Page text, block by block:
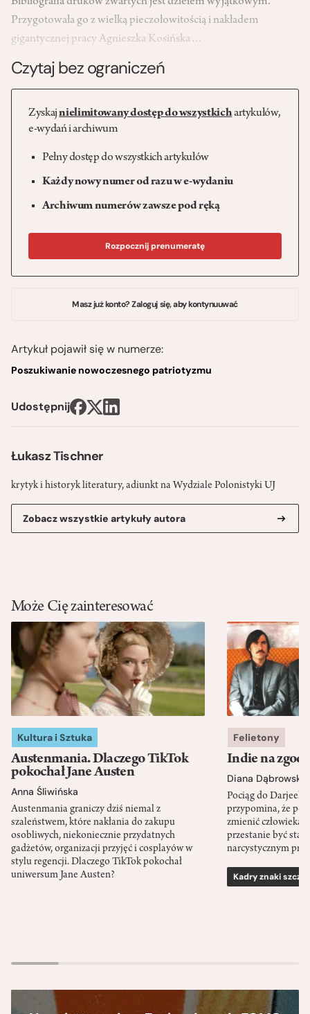
Łukasz Tischner
krytyk i historyk literatury, adiunkt na Wydziale Polonistyki UJ
Zobacz wszystkie artykuły autora
Przygotowała go z wielką pieczołowitością i nakładem
gigantycznej pracy Agnieszka Kosińska…
Czytaj bez ograniczeń
Zyskajnielimitowany dostęp do wszystkichartykułów,
e-wydań i archiwum
Pełny dostęp do wszystkich artykułów
Każdy nowy numer od razu w e-wydaniu
Archiwum numerów zawsze pod ręką
Rozpocznij prenumeratę
Masz już konto? Zaloguj się, aby kontynuuwać
Artykuł pojawił się w numerze:
Poszukiwanie nowoczesnego patriotyzmu
Udostępnij
Może Cię zainteresować
Kultura i Sztuka
Austenmania. Dlaczego TikTok
pokochał Jane Austen
Anna Śliwińska
Austenmania graniczy dziś niemal z
szaleństwem, które nakłania do zakupu
osobliwych, niekoniecznie przydatnych
gadżetów, organizacji przyjęć i cosplayów w
stylu regencji. Dlaczego TikTok pokochał
uniwersum Jane Austen?
Felietony
Indie na
Diana Dąbrowska
Pociąg do
przypomina, że
zmienić człowieka
przestanie być
narcystycznym
Kadry znaki